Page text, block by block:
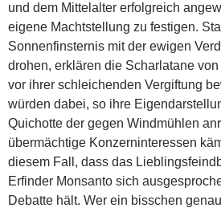
und dem Mittelalter erfolgreich
eigene Machtstellung zu festigen.
Sonnenfinsternis mit der ewigen
drohen, erklären die Scharlatane
vor ihrer schleichenden Vergiftung
würden dabei, so ihre
Quichotte der gegen Windmühlen
übermächtige Konzerninteressen
diesem Fall, dass das
Erfinder Monsanto sich
Debatte hält. Wer ein bisschen